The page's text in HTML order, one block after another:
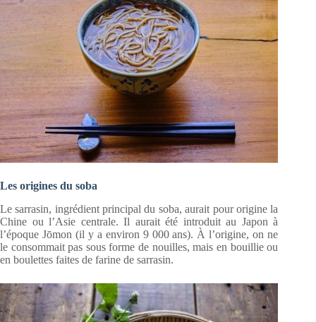
Les origines du soba
Le sarrasin, ingrédient principal du soba, aurait pour origine la
Chine ou l’Asie centrale. Il aurait été introduit au Japon à
l’époque Jōmon (il y a environ 9 000 ans). À l’origine, on ne
le consommait pas sous forme de nouilles, mais en bouillie ou
en boulettes faites de farine de sarrasin.